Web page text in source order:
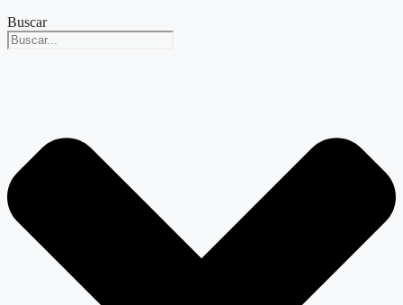
Buscar